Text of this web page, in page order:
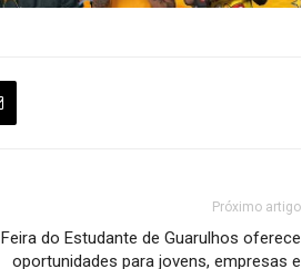
Próximo artigo
Feira do Estudante de Guarulhos oferece
oportunidades para jovens, empresas e